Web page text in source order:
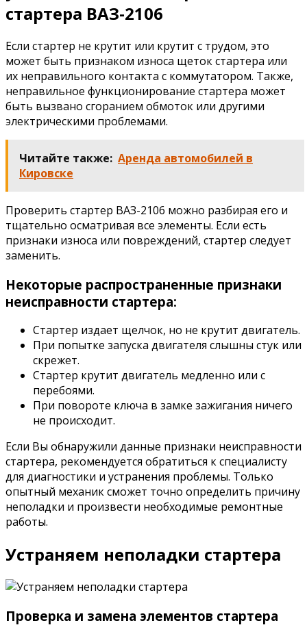
стартера ВАЗ-2106
Если стартер не крутит или крутит с трудом, это
может быть признаком износа щеток стартера или
их неправильного контакта с коммутатором. Также,
неправильное функционирование стартера может
быть вызвано сгоранием обмоток или другими
электрическими проблемами.
Читайте также: Аренда автомобилей в
Кировске
Проверить стартер ВАЗ-2106 можно разбирая его и
тщательно осматривая все элементы. Если есть
признаки износа или повреждений, стартер следует
заменить.
Некоторые распространенные признаки
неисправности стартера:
Стартер издает щелчок, но не крутит двигатель.
При попытке запуска двигателя слышны стук или
скрежет.
Стартер крутит двигатель медленно или с
перебоями.
При повороте ключа в замке зажигания ничего
не происходит.
Если Вы обнаружили данные признаки неисправности
стартера, рекомендуется обратиться к специалисту
для диагностики и устранения проблемы. Только
опытный механик сможет точно определить причину
неполадки и произвести необходимые ремонтные
работы.
Устраняем неполадки стартера
Проверка и замена элементов стартера